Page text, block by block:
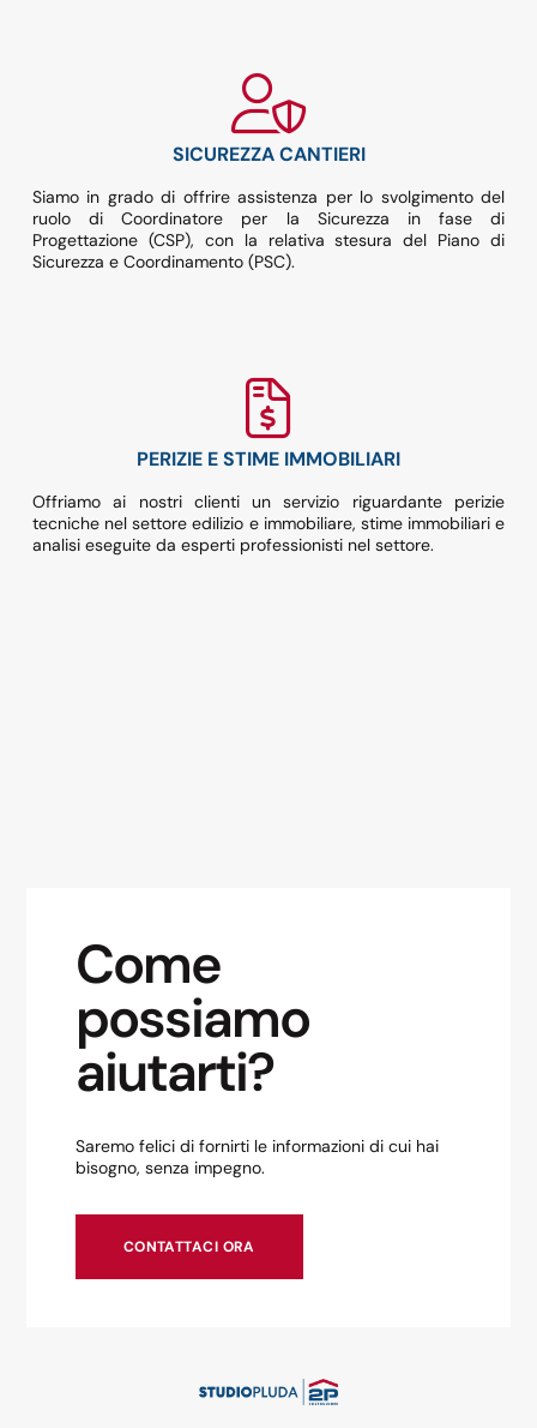
SICUREZZA CANTIERI
Siamo in grado di offrire assistenza per lo svolgimento del
ruolo di Coordinatore per la Sicurezza in fase di
Progettazione (CSP), con la relativa stesura del Piano di
Sicurezza e Coordinamento (PSC).
PERIZIE E STIME IMMOBILIARI
Offriamo ai nostri clienti un servizio riguardante perizie
tecniche nel settore edilizio e immobiliare, stime immobiliari e
analisi eseguite da esperti professionisti nel settore.
Come
possiamo
aiutarti?
Saremo felici di fornirti le informazioni di cui hai
bisogno, senza impegno.
CONTATTACI ORA